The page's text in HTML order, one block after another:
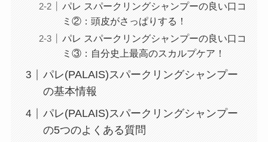
パレ スパークリングシャンプーの良い口コ
ミ②：頭皮がさっぱりする！
パレ スパークリングシャンプーの良い口コ
ミ③：自分史上最高のスカルプケア！
パレ(PALAIS)スパークリングシャンプー
の基本情報
パレ(PALAIS)スパークリングシャンプー
の5つのよくある質問